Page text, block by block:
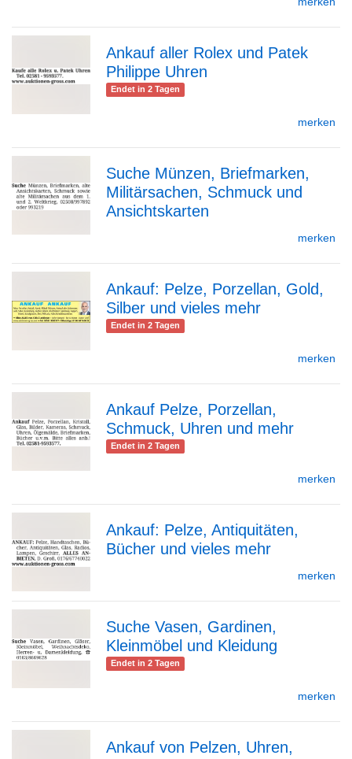
zur
Ankauf aller Rolex und Patek
Philippe Uhren
Endet in 2 Tagen
merken
zur
Detailseite
Suche Münzen, Briefmarken,
Militärsachen, Schmuck und
Ansichtskarten
merken
zur
Ankauf: Pelze, Porzellan, Gold,
Silber und vieles mehr
Endet in 2 Tagen
merken
zur
Ankauf Pelze, Porzellan,
Schmuck, Uhren und mehr
Endet in 2 Tagen
merken
zur
Detailseite
Ankauf: Pelze, Antiquitäten,
Bücher und vieles mehr
merken
zur
Suche Vasen, Gardinen,
Kleinmöbel und Kleidung
Endet in 2 Tagen
merken
Ankauf von Pelzen, Uhren,